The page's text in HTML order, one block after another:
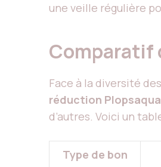
une veille régulière
Comparatif
Face à la diversité
réduction Plopsaqua
d’autres. Voici un
Type de bon